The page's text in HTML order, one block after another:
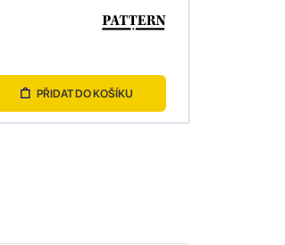
PŘIDAT DO KOŠÍKU